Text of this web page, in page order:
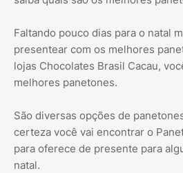
Faltando pouco dias para o natal
presentear com os melhores
lojas Chocolates Brasil Cacau,
melhores panetones.
São diversas opções de
certeza você vai encontrar o
para oferece de presente para
natal.